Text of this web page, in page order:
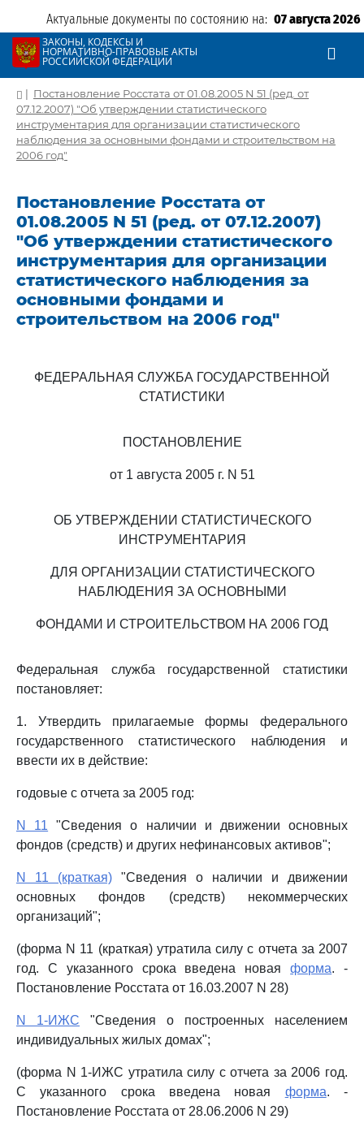
Актуальные документы по состоянию на: 07 августа 2026
ЗАКОНЫ, КОДЕКСЫ И
НОРМАТИВНО-ПРАВОВЫЕ АКТЫ
РОССИЙСКОЙ ФЕДЕРАЦИИ
| Постановление Росстата от 01.08.2005 N 51 (ред. от
07.12.2007) "Об утверждении статистического
инструментария для организации статистического
наблюдения за основными фондами и строительством на
2006 год"
Постановление Росстата от
01.08.2005 N 51 (ред. от 07.12.2007)
"Об утверждении статистического
инструментария для организации
статистического наблюдения за
основными фондами и
строительством на 2006 год"
ФЕДЕРАЛЬНАЯ СЛУЖБА ГОСУДАРСТВЕННОЙ
СТАТИСТИКИ
ПОСТАНОВЛЕНИЕ
от 1 августа 2005 г. N 51
ОБ УТВЕРЖДЕНИИ СТАТИСТИЧЕСКОГО
ИНСТРУМЕНТАРИЯ
ДЛЯ ОРГАНИЗАЦИИ СТАТИСТИЧЕСКОГО
НАБЛЮДЕНИЯ ЗА ОСНОВНЫМИ
ФОНДАМИ И СТРОИТЕЛЬСТВОМ НА 2006 ГОД
Федеральная служба государственной статистики
постановляет:
1. Утвердить прилагаемые формы федерального
государственного статистического наблюдения и
ввести их в действие:
годовые с отчета за 2005 год:
N 11 "Сведения о наличии и движении основных
фондов (средств) и других нефинансовых активов";
N 11 (краткая) "Сведения о наличии и движении
основных фондов (средств) некоммерческих
организаций";
(форма N 11 (краткая) утратила силу с отчета за 2007
год. С указанного срока введена новаяформа. -
Постановление Росстата от 16.03.2007 N 28)
N 1-ИЖС "Сведения о построенных населением
индивидуальных жилых домах";
(форма N 1-ИЖС утратила силу с отчета за 2006 год.
С указанного срока введена новая форма. -
Постановление Росстата от 28.06.2006 N 29)